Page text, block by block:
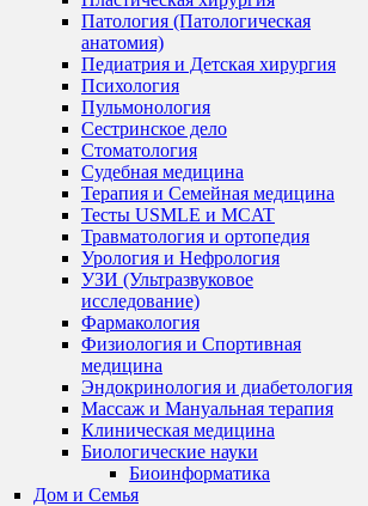
Патология (Патологическая
анатомия)
Педиатрия и Детская хирургия
Психология
Пульмонология
Сестринское дело
Стоматология
Судебная медицина
Терапия и Семейная медицина
Тесты USMLE и MCAT
Травматология и ортопедия
Урология и Нефрология
УЗИ (Ультразвуковое
исследование)
Фармакология
Физиология и Спортивная
медицина
Эндокринология и диабетология
Массаж и Мануальная терапия
Клиническая медицина
Биологические науки
Биоинформатика
Дом и Семья